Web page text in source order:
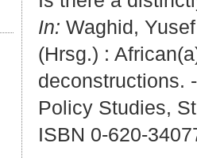
In: Waghid,
(Hrsg.) :
deconstructions.
Policy Studies,
ISBN 0-620-